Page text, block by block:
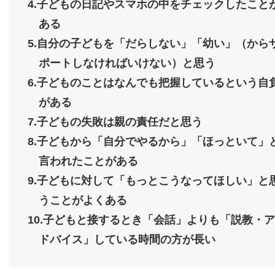
4.子どもの日記やスマホの中をチェックしたこと
ある
5.自分の子どもを「だらしない」「幼い」（から
ポートしなければいけない）と思う
6.子どものことはなんでも把握しているという自
がある
7.子どもの失敗は親の責任だと思う
8.子どもから「自分でやるから」「ほっといて」
言われたことがある
9.子どもに対して「もっとこうなってほしい」と
うことがよくある
10.子どもと接するとき「会話」よりも「説教・ア
ドバイス」している時間の方が長い